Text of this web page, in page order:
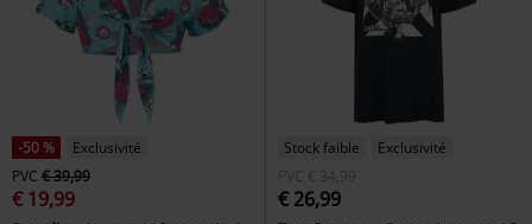
-50 %
Exclusivité
PVC € 39,99
€ 19,99
Stock faible
Exclusivité
PVC € 34,99
€ 26,99